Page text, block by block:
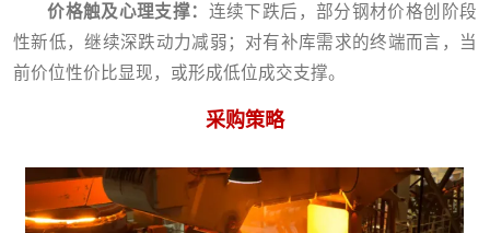
价格触及心理支撑： 连续下跌后，部分钢材价格创阶段
性新低，继续深跌动力减弱；对有补库需求的终端而言，当
前价位性价比显现，或形成低位成交支撑。
采购策略